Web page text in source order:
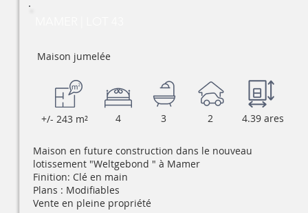
Maison jumelée
+/- 243 m² 4 3 2 4.39 ares
Maison en future construction dans le nouveau
lotissement "Weltgebond " à Mamer
Finition: Clé en main
Plans : Modifiables
Vente en pleine propriété